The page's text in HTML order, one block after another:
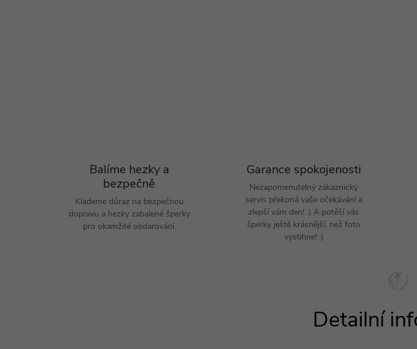
Balíme hezky a
bezpečně
Klademe důraz na bezpečnou
dopravu a hezky zabalené šperky
pro okamžité obdarování.
Garance spokojenosti
Nezapomenutelný zákaznický
servis překoná vaše očekávání a
zlepší vám den! :) A potěší vás
šperky ještě krásnější, než foto
vystihne! :)